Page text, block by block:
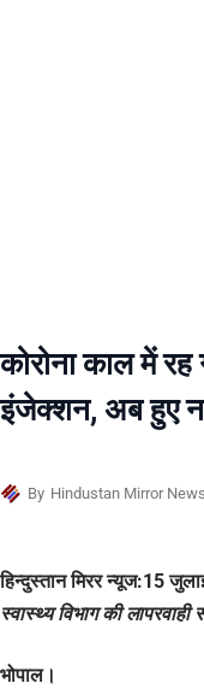
कोरोना काल में
इंजेक्शन, अब हुए
By Hindustan Mirror News
हिन्दुस्तान मिरर न्यूज:15
स्वास्थ्य विभाग की
भोपाल।